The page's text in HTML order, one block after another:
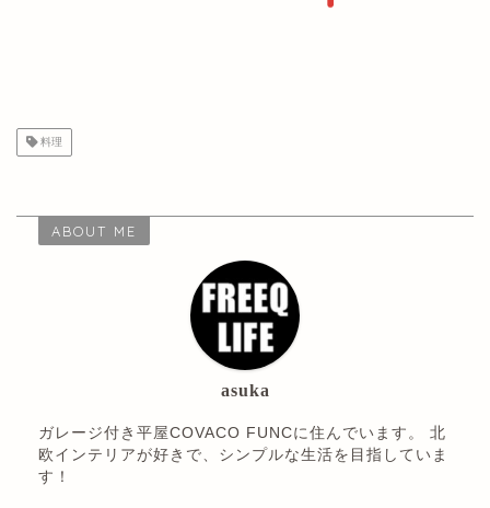
料理
ABOUT ME
asuka
ガレージ付き平屋COVACO FUNCに住んでいます。 北
欧インテリアが好きで、シンプルな生活を目指していま
す！